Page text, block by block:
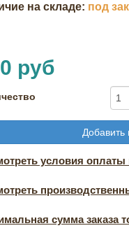
на складе: под
руб
Добавить
условия оплаты
сумма заказа